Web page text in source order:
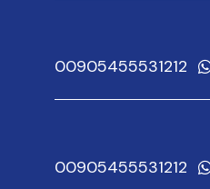
00905455531212
00905455531212